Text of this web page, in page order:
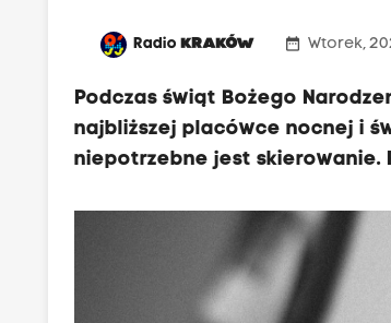
RadioKRAKÓW date_range Wtorek,
Podczas świąt Bożego
najbliższej placówce nocnej i
niepotrzebne jest skierowanie.